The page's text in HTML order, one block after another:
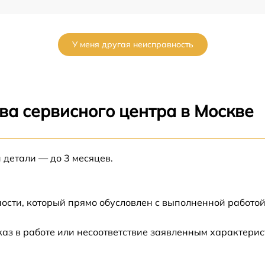
от 60 мин
У меня другая неисправность
сервисного центра в Москве
детали — до 3 месяцев.
который прямо обусловлен с выполненной
в работе или несоответствие заявленным